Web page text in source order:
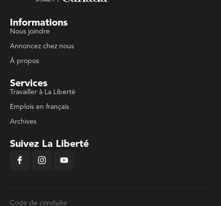
Informations
Nous joindre
Annoncez chez nous
À propos
Services
Travailler à La Liberté
Emplois en français
Archives
Suivez La Liberté
Code de conduite